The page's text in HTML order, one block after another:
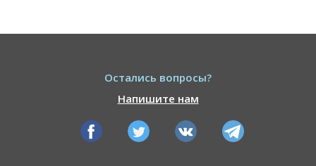
Остались вопросы?
Напишите нам